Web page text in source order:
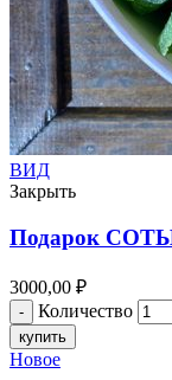
ВИД
Закрыть
Подарок
3000,00 ₽
Количество
купить
Новое